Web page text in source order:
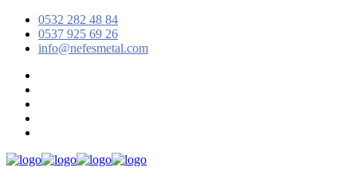
0532 282 48 84
0537 925 69 26
info@nefesmetal.com